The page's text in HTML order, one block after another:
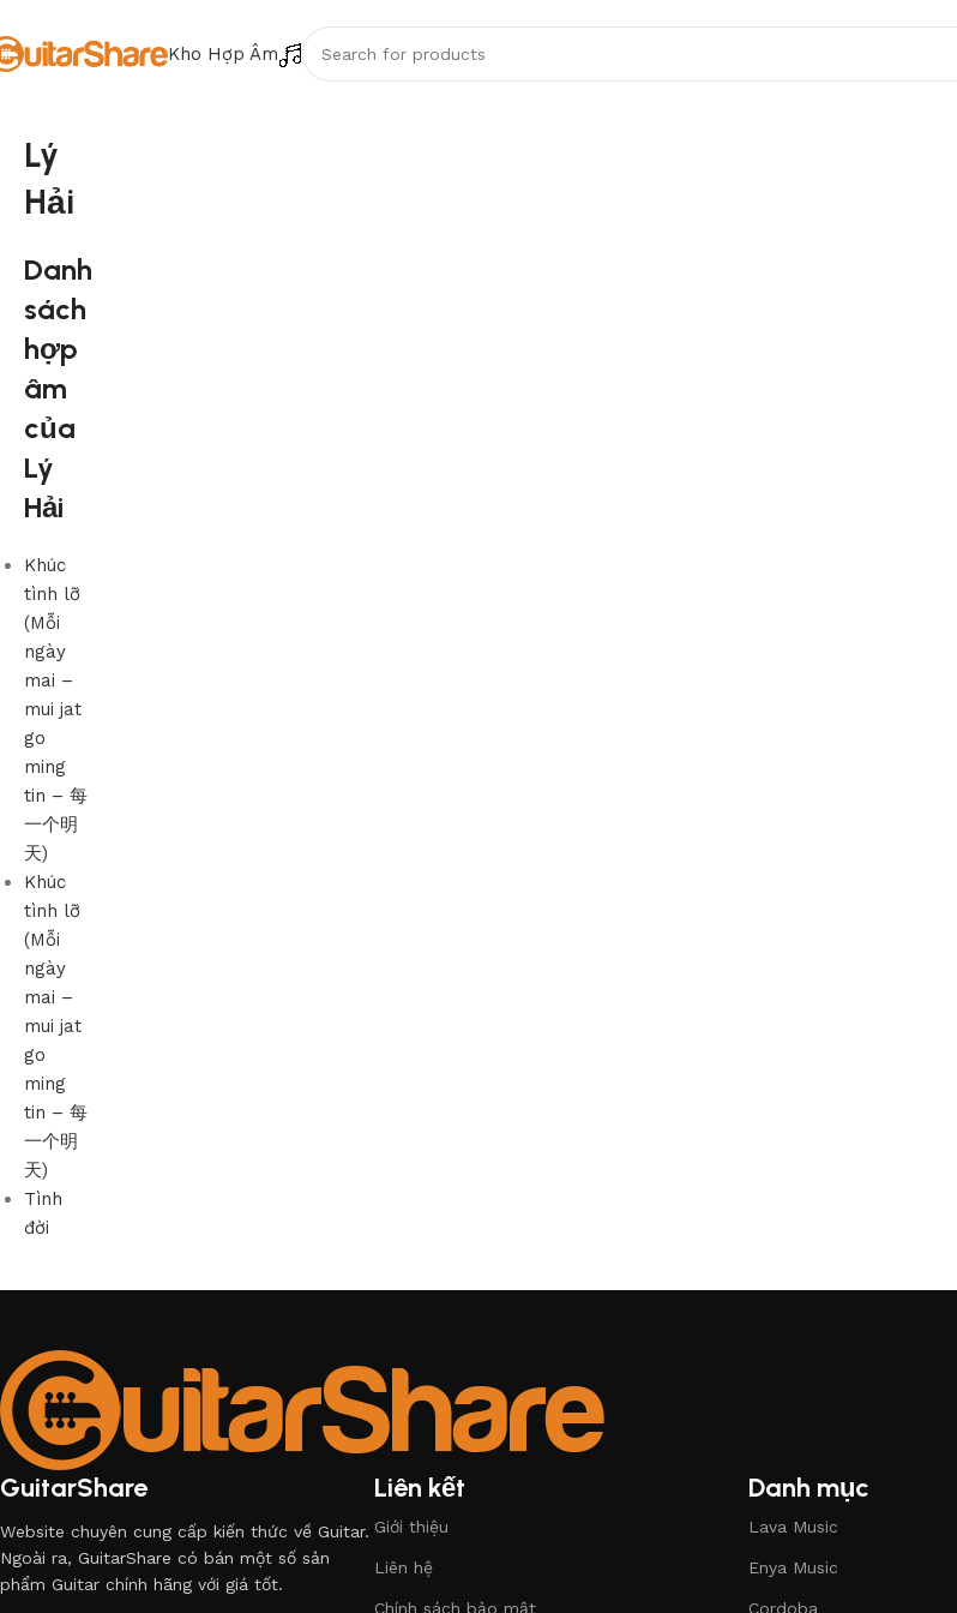
Kho Hợp Âm
Lý
Hải
Danh
sách
hợp
âm
của
Lý
Hải
Khúc
tình lỡ
(Mỗi
ngày
mai –
mui jat
go
ming
tin – 每
一个明
天)
Khúc
tình lỡ
(Mỗi
ngày
mai –
mui jat
go
ming
tin – 每
一个明
天)
Tình
đời
GuitarShare
Website chuyên cung cấp kiến thức về Guitar.
Ngoài ra, GuitarShare có bán một số sản
phẩm Guitar chính hãng với giá tốt.
Liên kết
Giới thiệu
Liên hệ
Chính sách bảo mật
Danh mục
Lava Music
Enya Music
Cordoba